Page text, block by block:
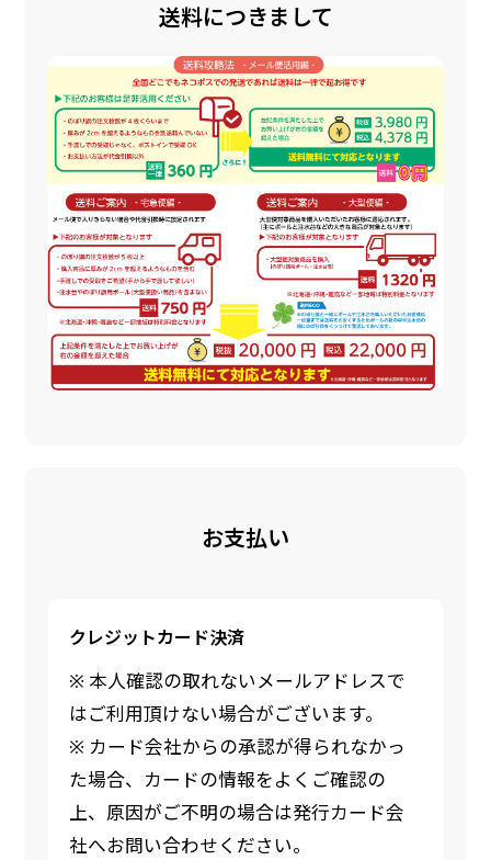
送料につきまして
お支払い
クレジットカード決済
※ 本人確認の取れないメールアドレスで
はご利用頂けない場合がございます。
※ カード会社からの承認が得られなかっ
た場合、カードの情報をよくご確認の
上、原因がご不明の場合は発行カード会
社へお問い合わせください。